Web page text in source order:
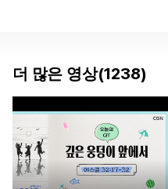
더 많은 영상(1238)